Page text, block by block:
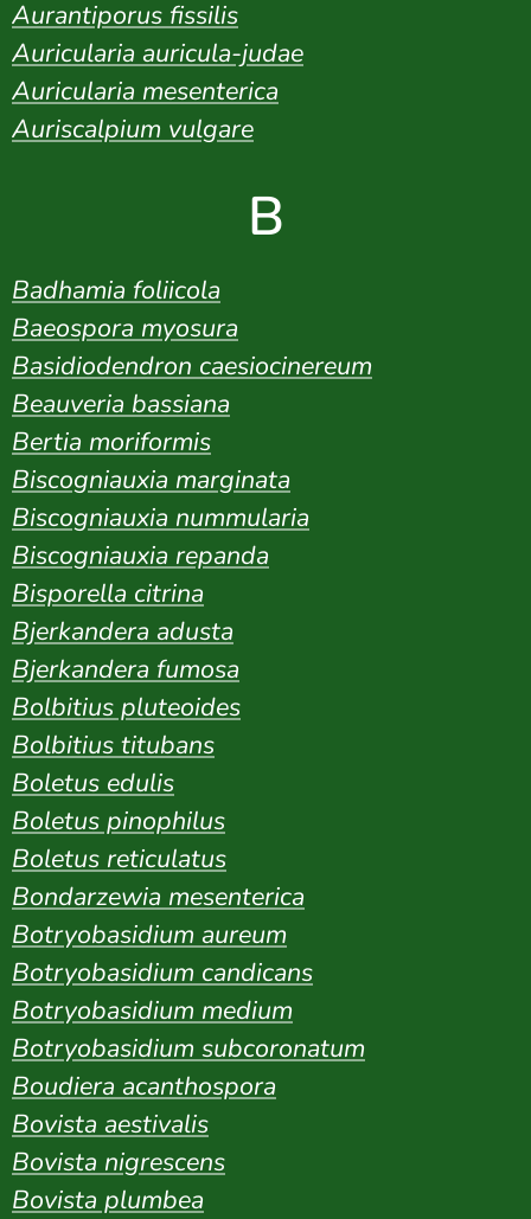
Aurantiporus fissilis
Auricularia auricula-judae
Auricularia mesenterica
Auriscalpium vulgare
B
Badhamia foliicola
Baeospora myosura
Basidiodendron caesiocinereum
Beauveria bassiana
Bertia moriformis
Biscogniauxia marginata
Biscogniauxia nummularia
Biscogniauxia repanda
Bisporella citrina
Bjerkandera adusta
Bjerkandera fumosa
Bolbitius pluteoides
Bolbitius titubans
Boletus edulis
Boletus pinophilus
Boletus reticulatus
Bondarzewia mesenterica
Botryobasidium aureum
Botryobasidium candicans
Botryobasidium medium
Botryobasidium subcoronatum
Boudiera acanthospora
Bovista aestivalis
Bovista nigrescens
Bovista plumbea